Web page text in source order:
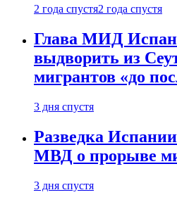
2 года спустя2 года спустя
Глава МИД
выдворить из
мигрантов «до
3 дня спустя
Разведка
МВД о прорыве
3 дня спустя